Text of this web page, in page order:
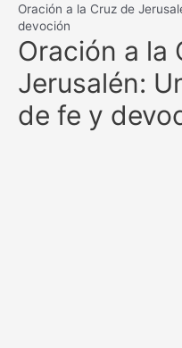
Oración a la Cruz de
devoción
Oración a la
Jerusalén:
de fe y